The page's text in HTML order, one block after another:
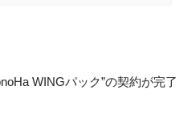
WINGパック”の契約が完了